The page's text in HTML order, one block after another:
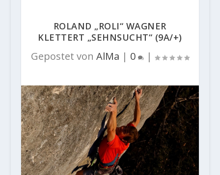
ROLAND „ROLI“ WAGNER
KLETTERT „SEHNSUCHT“ (9A/+)
Gepostet von AlMa | 0 |